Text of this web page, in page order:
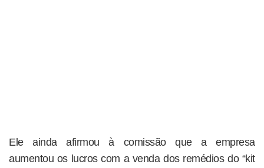
Ele ainda afirmou à comissão que a empresa
aumentou os lucros com a venda dos remédios do “kit